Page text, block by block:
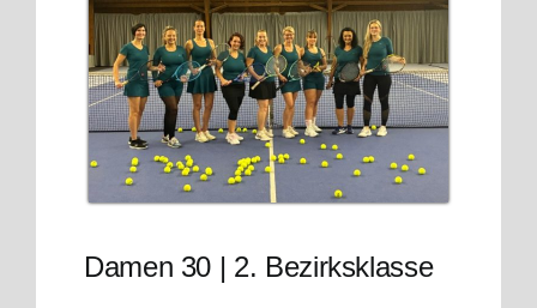
Damen 30 | 2. Bezirksklasse